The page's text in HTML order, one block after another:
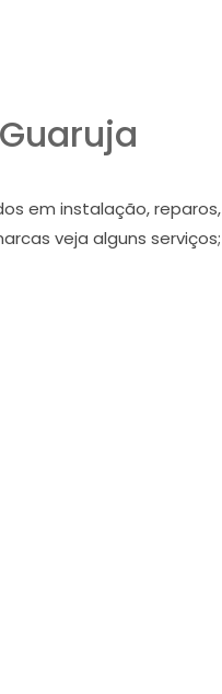
em instalação, reparos,
veja alguns serviços;